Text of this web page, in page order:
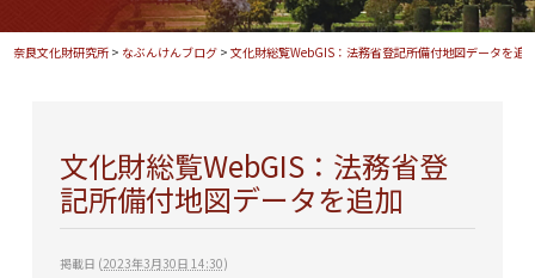
奈良文化財研究所 > なぶんけんブログ >文化財総覧WebGIS：法務省登記所備付地図データを追
文化財総覧WebGIS：法務省登
記所備付地図データを追加
掲載日 (2023年3月30日 14:30)